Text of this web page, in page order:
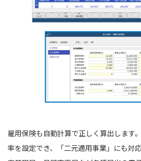
雇用保険も自動計算で正しく算出します
率を設定でき、「二元適用事業」にも対